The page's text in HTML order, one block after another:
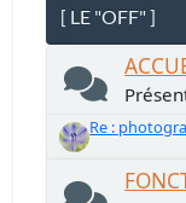
[ LE "OFF" ]
Re :